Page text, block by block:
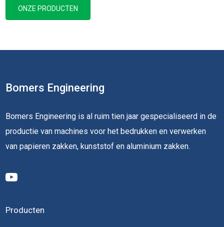
ONZE PRODUCTEN
Bomers Engineering
Bomers Engineering is al ruim tien jaar gespecialiseerd in de
productie van machines voor het bedrukken en verwerken
van papieren zakken, kunststof en aluminium zakken.
Producten